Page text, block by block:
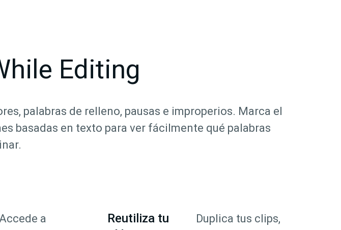
Editing
palabras de relleno, pausas e improperios. Marca el
basadas en texto para ver fácilmente qué palabras
a
Reutiliza tu
Duplica tus clips,